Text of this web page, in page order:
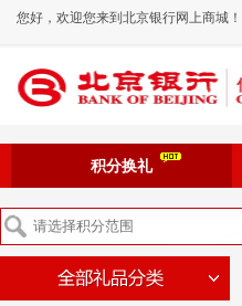
您好，欢迎您来到北京银行网上商城！
积分换礼